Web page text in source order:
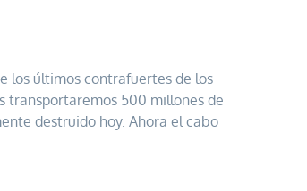
los últimos contrafuertes de los
transportaremos 500 millones de
destruido hoy. Ahora el cabo